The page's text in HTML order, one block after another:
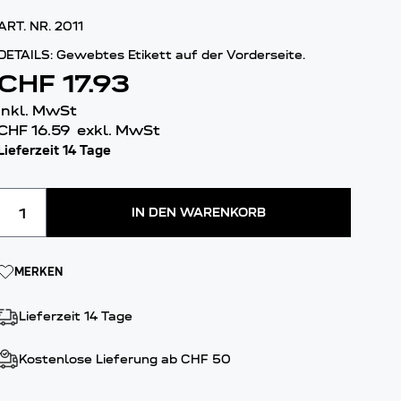
NR.2011
Gewebtes Etikett auf der Vorderseite.
17.93
MwSt
16.59 exkl. MwSt
14 Tage
IN DEN WARENKORB
MERKEN
Lieferzeit 14 Tage
Kostenlose Lieferung ab CHF 50